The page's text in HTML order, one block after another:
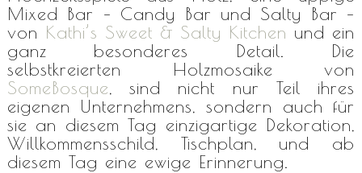
Mixed Bar – Candy Bar und Salty Bar –
von Kathi’s Sweet & Salty Kitchen und ein
ganz besonderes Detail. Die
selbstkreierten Holzmosaike von
SomeBosque, sind nicht nur Teil ihres
eigenen Unternehmens, sondern auch für
sie an diesem Tag einzigartige Dekoration,
Willkommensschild, Tischplan, und ab
diesem Tag eine ewige Erinnerung.